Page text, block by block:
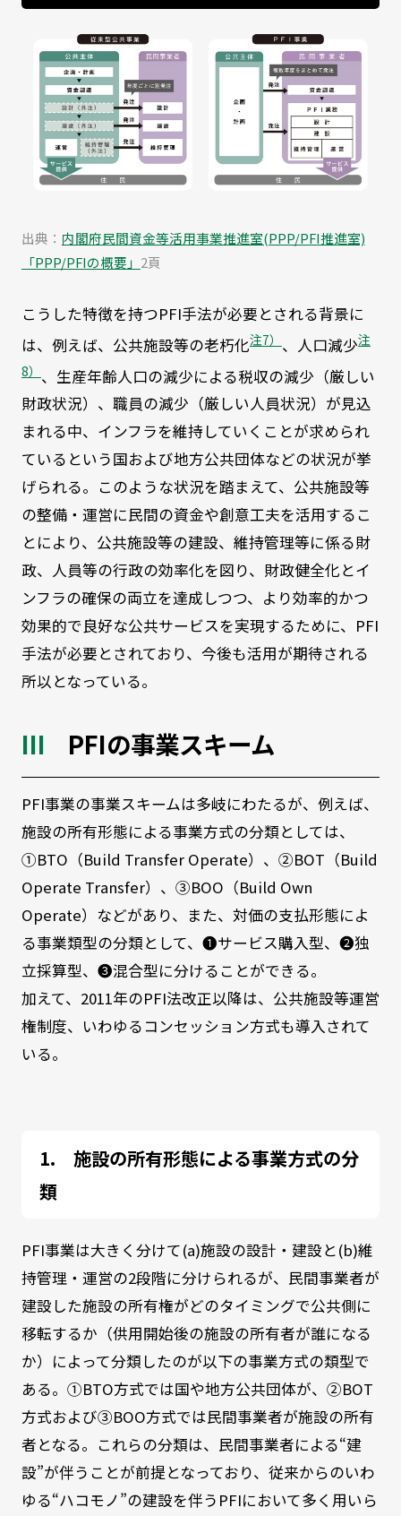
出典： 内閣府民間資金等活用事業推進室(PPP/PFI推進室)
「PPP/PFIの概要」 2頁
こうした特徴を持つPFI手法が必要とされる背景に
は、例えば、公共施設等の老朽化注7） 、人口減少注
8） 、生産年齢人口の減少による税収の減少（厳しい
財政状況）、職員の減少（厳しい人員状況）が見込
まれる中、インフラを維持していくことが求められ
ているという国および地方公共団体などの状況が挙
げられる。このような状況を踏まえて、公共施設等
の整備・運営に民間の資金や創意工夫を活用するこ
とにより、公共施設等の建設、維持管理等に係る財
政、人員等の行政の効率化を図り、財政健全化とイ
ンフラの確保の両立を達成しつつ、より効率的かつ
効果的で良好な公共サービスを実現するために、PFI
手法が必要とされており、今後も活用が期待される
所以となっている。
PFIの事業スキーム
PFI事業の事業スキームは多岐にわたるが、例えば、
施設の所有形態による事業方式の分類としては、
①BTO（Build Transfer Operate）、②BOT（Build
Operate Transfer）、③BOO（Build Own
Operate）などがあり、また、対価の支払形態によ
る事業類型の分類として、❶サービス購入型、❷独
立採算型、❸混合型に分けることができる。
加えて、2011年のPFI法改正以降は、公共施設等運営
権制度、いわゆるコンセッション方式も導入されて
いる。
施設の所有形態による事業方式の分
類
PFI事業は大きく分けて(a)施設の設計・建設と(b)維
持管理・運営の2段階に分けられるが、民間事業者が
建設した施設の所有権がどのタイミングで公共側に
移転するか（供用開始後の施設の所有者が誰になる
か）によって分類したのが以下の事業方式の類型で
ある。①BTO方式では国や地方公共団体が、②BOT
方式および③BOO方式では民間事業者が施設の所有
者となる。これらの分類は、民間事業者による“建
設”が伴うことが前提となっており、従来からのいわ
ゆる“ハコモノ”の建設を伴うPFIにおいて多く用いら